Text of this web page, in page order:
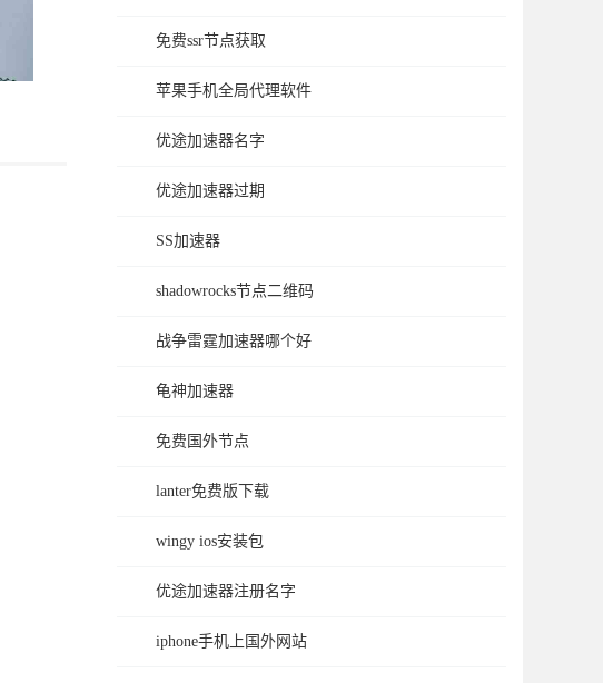
免费ssr节点获取
苹果手机全局代理软件
优途加速器名字
优途加速器过期
SS加速器
shadowrocks节点二维码
战争雷霆加速器哪个好
龟神加速器
免费国外节点
lanter免费版下载
wingy ios安装包
优途加速器注册名字
iphone手机上国外网站